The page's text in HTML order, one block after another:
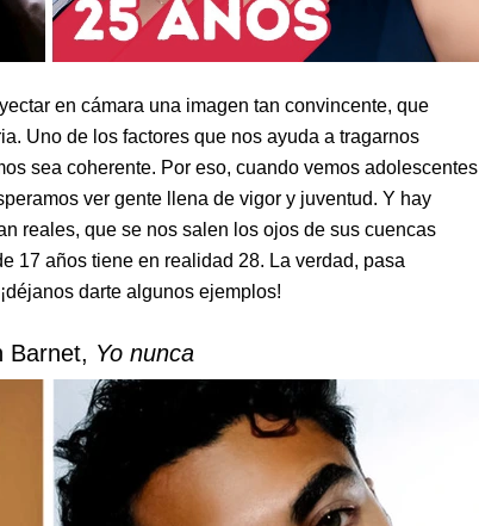
en cámara una imagen tan convincente, que
Uno de los factores que nos ayuda a tragarnos
sea coherente. Por eso, cuando vemos adolescentes
ver gente llena de vigor y juventud. Y hay
reales, que se nos salen los ojos de sus cuencas
17 años tiene en realidad 28. La verdad, pasa
darte algunos ejemplos!
Barnet, Yo nunca